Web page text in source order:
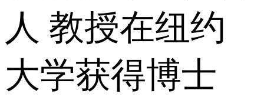
人 教授在纽约
大学获得博士